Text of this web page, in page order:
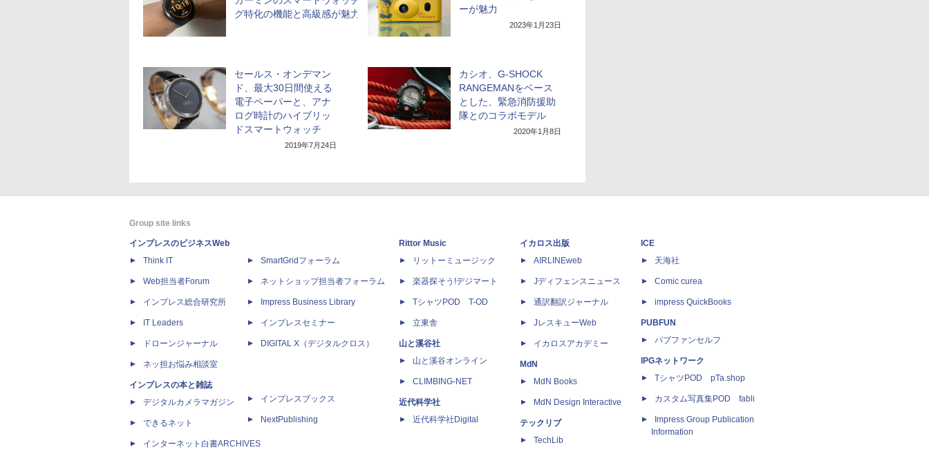
グ特化の機能と高級感が魅力!
2024年10月2日
ーが魅力
2023年1月23日
セールス・オンデマン
ド、最大30日間使える
電子ペーパーと、アナ
ログ時計のハイブリッ
ドスマートウォッチ
2019年7月24日
カシオ、G-SHOCK
RANGEMANをベース
とした、緊急消防援助
隊とのコラボモデル
2020年1月8日
Group site links
インプレスのビジネスWeb
Think IT
Web担当者Forum
インプレス総合研究所
IT Leaders
ドローンジャーナル
ネッ担お悩み相談室
インプレスの本と雑誌
デジタルカメラマガジン
できるネット
インターネット白書ARCHIVES
SmartGridフォーラム
ネットショップ担当者フォーラム
Impress Business Library
インプレスセミナー
DIGITAL X（デジタルクロス）
インプレスブックス
NextPublishing
Rittor Music
リットーミュージック
楽器探そう!デジマート
TシャツPOD T-OD
立東舎
山と溪谷社
山と溪谷オンライン
CLIMBING-NET
近代科学社
近代科学社Digital
イカロス出版
AIRLINEweb
Jディフェンスニュース
通訳翻訳ジャーナル
JレスキューWeb
イカロスアカデミー
MdN
MdN Books
MdN Design Interactive
テックリブ
TechLib
ICE
天海社
Comic curea
impress QuickBooks
PUBFUN
パブファンセルフ
IPGネットワーク
TシャツPOD pTa.shop
カスタム写真集POD fabli
Impress Group Publication
Information